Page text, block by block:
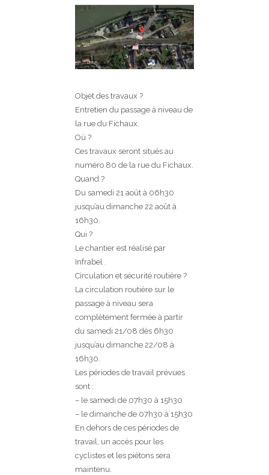
Objet des travaux ?
Entretien du passage à niveau de
la rue du Fichaux.
Où ?
Ces travaux seront situés au
numéro 80 de la rue du Fichaux.
Quand ?
Du samedi 21 août à 06h30
jusqu’au dimanche 22 août à
16h30.
Qui ?
Le chantier est réalisé par
Infrabel .
Circulation et sécurité routière ?
La circulation routière sur le
passage à niveau sera
complètement fermée à partir
du samedi 21/08 dès 6h30
jusqu’au dimanche 22/08 à
16h30.
Les périodes de travail prévues
sont :
– le samedi de 07h30 à 15h30
– le dimanche de 07h30 à 15h30
En dehors de ces périodes de
travail, un accès pour les
cyclistes et les piétons sera
maintenu.